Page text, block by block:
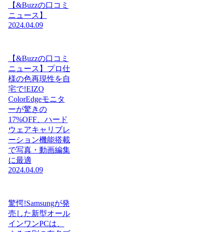
【&Buzzの口コミ
ニュース】
2024.04.09
【&Buzzの口コミ
ニュース】プロ仕
様の色再現性を自
宅で!EIZO
ColorEdgeモニタ
ーが驚きの
17%OFF、ハード
ウェアキャリブレ
ーション機能搭載
で写真・動画編集
に最適
2024.04.09
驚愕!Samsungが発
売した新型オール
インワンPCは、